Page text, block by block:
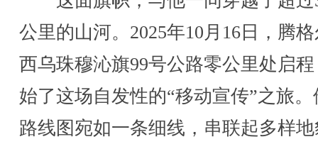
公里的山河。2025年10月16日，腾
西乌珠穆沁旗99号公路零公里处启
始了这场自发性的“移动宣传”之旅。
路线图宛如一条细线，串联起多样